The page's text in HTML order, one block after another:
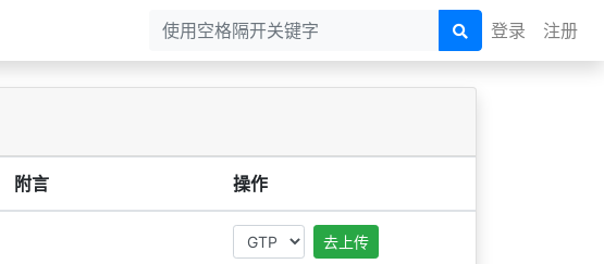
登录 注册
附言 操作
去上传